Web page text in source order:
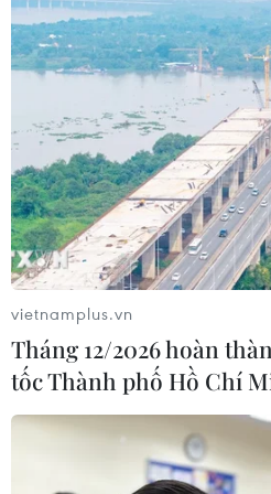
vietnamplus.vn
Tháng 12/2026 hoàn
tốc Thành phố Hồ Chí